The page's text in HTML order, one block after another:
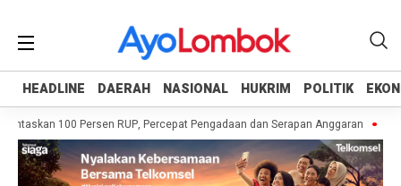
HEADLINE DAERAH NASIONAL HUKRIM POLITIK
HEADLINE DAERAH NASIONAL HUKRIM POLITIK
100 Persen RUP, Percepat Pengadaan dan Serapan Anggaran